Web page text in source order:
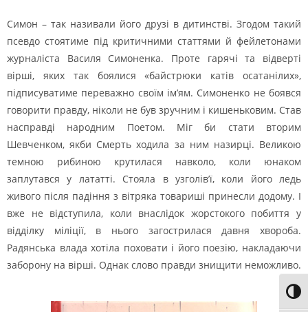
Симон – так називали його друзі в дитинстві. Згодом такий
псевдо стоятиме під критичними статтями й фейлетонами
журналіста Василя Симоненка. Проте гарячі та відверті
вірші, яких так боялися «байстрюки катів осатанілих»,
підписуватиме переважно своїм ім’ям. Симоненко не боявся
говорити правду, ніколи не був зручним і кишеньковим. Став
насправді народним Поетом. Міг би стати вторим
Шевченком, якби Смерть ходила за ним назирці. Великою
темною рибиною крутилася навколо, коли юнаком
заплутався у лататті. Стояла в узголів’ї, коли його ледь
живого після падіння з вітряка товариші принесли додому. І
вже не відступила, коли внаслідок жорстокого побиття у
відділку міліції, в нього загострилася давня хвороба.
Радянська влада хотіла поховати і його поезію, накладаючи
заборону на вірші. Однак слово правди знищити неможливо.